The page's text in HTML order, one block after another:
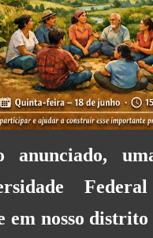
anunciado,
em nosso